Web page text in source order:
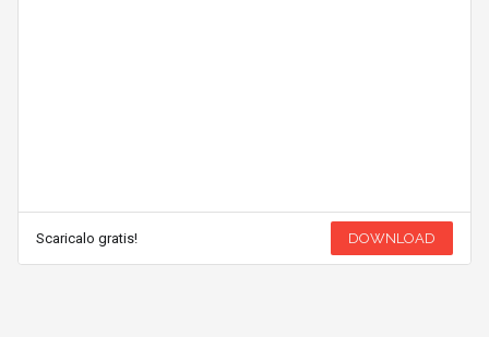
Scaricalo gratis! DOWNLOAD